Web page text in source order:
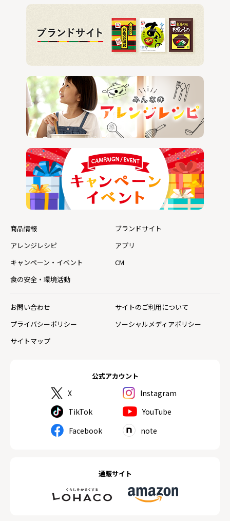
公式アカウント
X
Instagram
TikTok
YouTube
Facebook
note
通販サイト
商品情報
ブランドサイト
アレンジレシピ
アプリ
キャンペーン・イベント
CM
食の安全・環境活動
お問い合わせ
サイトのご利用について
プライバシーポリシー
ソーシャルメディアポリシー
サイトマップ